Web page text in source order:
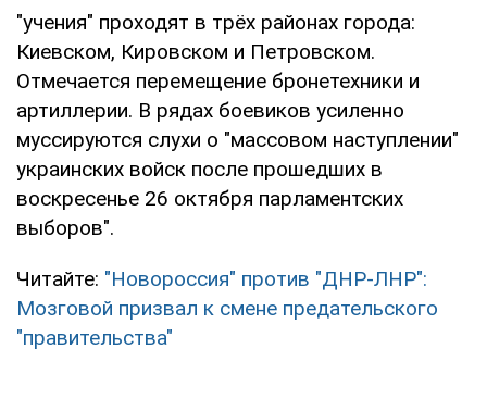
"учения" проходят в трёх районах города:
Киевском, Кировском и Петровском.
Отмечается перемещение бронетехники и
артиллерии. В рядах боевиков усиленно
муссируются слухи о "массовом наступлении"
украинских войск после прошедших в
воскресенье 26 октября парламентских
выборов".
Читайте: "Новороссия" против "ДНР-ЛНР":
Мозговой призвал к смене предательского
"правительства"